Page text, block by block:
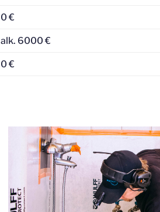
0 €
alk. 6000 €
0 €